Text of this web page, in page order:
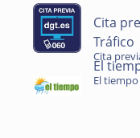
Cita
Tráfico
Cita
El
El tiempo